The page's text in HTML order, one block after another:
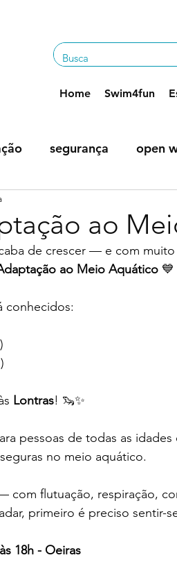
Home Swim4fun
segurança open
ao
de crescer — e com
ao Meio Aquático 💙
conhecidos:
Lontras! 🦦✨
pessoas de todas as
no meio aquático.
com flutuação, respiração,
primeiro é preciso sentir-
18h - Oeiras